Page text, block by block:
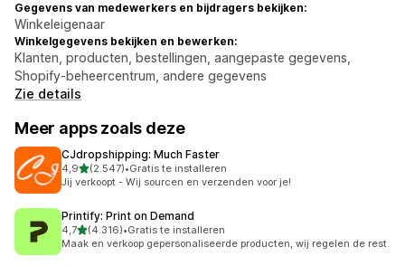
Gegevens van medewerkers en bijdragers bekijken:
Winkeleigenaar
Winkelgegevens bekijken en bewerken:
Klanten, producten, bestellingen, aangepaste gegevens,
Shopify-beheercentrum, andere gegevens
Zie details
Meer apps zoals deze
CJdropshipping: Much Faster
4,9van 5 sterren
(2.547)
2547 recensies in totaal
•Gratis te installeren
Jij verkoopt - Wij sourcen en verzenden voor je!
Printify: Print on Demand
4,7van 5 sterren
(4.316)
4316 recensies in totaal
•Gratis te installeren
Maak en verkoop gepersonaliseerde producten, wij regelen de rest.